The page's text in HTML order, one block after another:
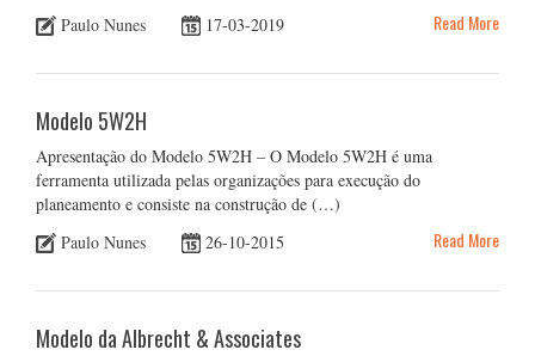
Paulo Nunes
17-03-2019 Read More
Modelo 5W2H
Apresentação do Modelo 5W2H – O Modelo 5W2H é uma
ferramenta utilizada pelas organizações para execução do
planeamento e consiste na construção de (…)
Paulo Nunes
26-10-2015 Read More
Modelo da Albrecht & Associates